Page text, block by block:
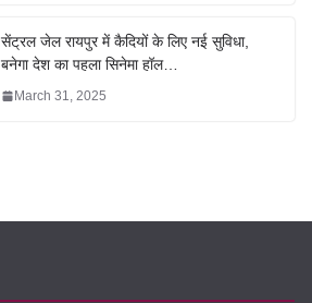
सेंट्रल जेल रायपुर में कैदियों के लिए नई सुविधा,
बनेगा देश का पहला सिनेमा हॉल…
March 31, 2025